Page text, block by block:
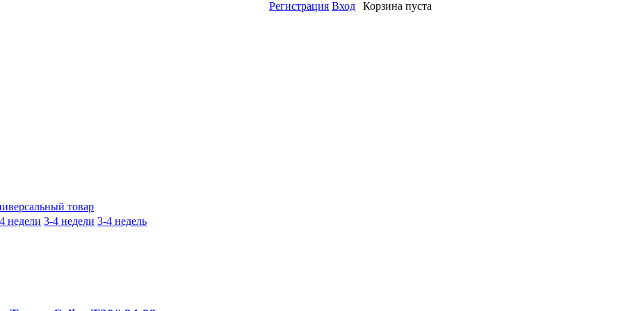
Корзина пуста
Регистрация Вход
товар
недели 3-4 недели 3-4 недель